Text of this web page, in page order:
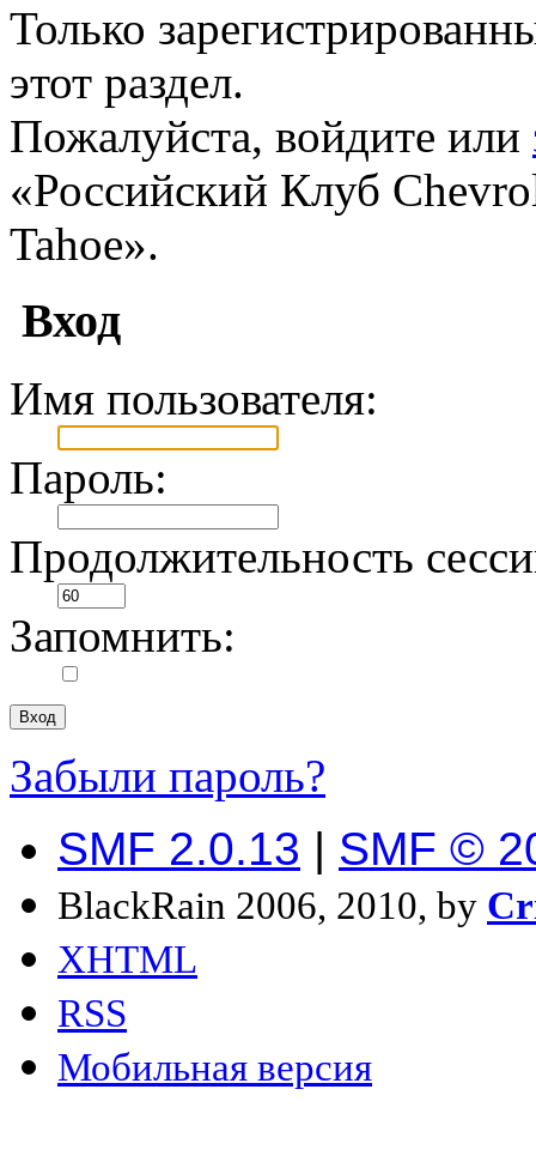
Только
этот раздел.
Пожалуйста, войдите или
«Российский Клуб
Tahoe».
Вход
Имя пользователя:
Пароль:
Продолжительность
Запомнить:
Забыли пароль?
SMF 2.0.13 | SMF ©
BlackRain 2006, 2010, by
XHTML
RSS
Мобильная версия